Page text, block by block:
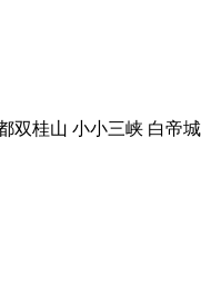
双桂山 小小三峡 白帝